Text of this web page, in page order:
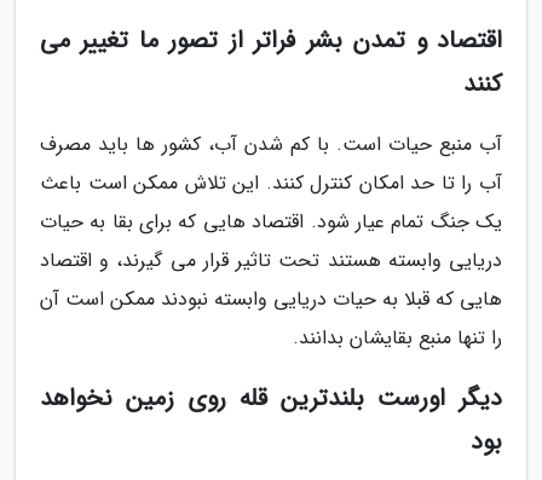
اقتصاد و تمدن بشر فراتر از تصور ما تغییر می
کنند
آب منبع حیات است. با کم شدن آب، کشور ها باید مصرف
آب را تا حد امکان کنترل کنند. این تلاش ممکن است باعث
یک جنگ تمام عیار شود. اقتصاد هایی که برای بقا به حیات
دریایی وابسته هستند تحت تاثیر قرار می گیرند، و اقتصاد
هایی که قبلا به حیات دریایی وابسته نبودند ممکن است آن
را تنها منبع بقایشان بدانند.
دیگر اورست بلندترین قله روی زمین نخواهد
بود